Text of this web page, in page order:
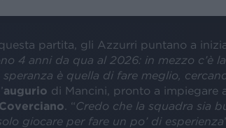
partita, gli Azzurri puntano a
4 anni da qua al 2026: in mezzo c’è
è quella di fare meglio,
augurio di Mancini, pronto a impiegare
. “Credo che la squadra sia
giocare per fare un po’ di esperienza